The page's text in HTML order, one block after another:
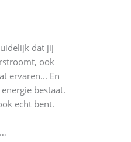
dat jij
ook
ervaren... En
bestaat.
echt bent.